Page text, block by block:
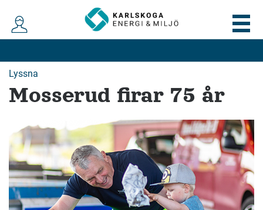
Lyssna
Mosserud firar 75 år